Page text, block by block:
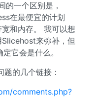
一个区别是，
在最便宜的计划
和内存。 我可以想
来弥补，但
它会是什么。
的几个链接：
comments.php?